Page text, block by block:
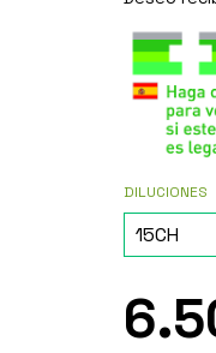
DILUCIONES